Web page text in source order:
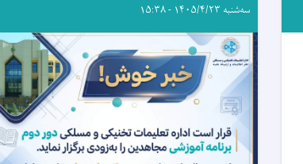
سه‌شنبه ۱۴۰۵/۴/۲۳ - ۱۵:۳۸